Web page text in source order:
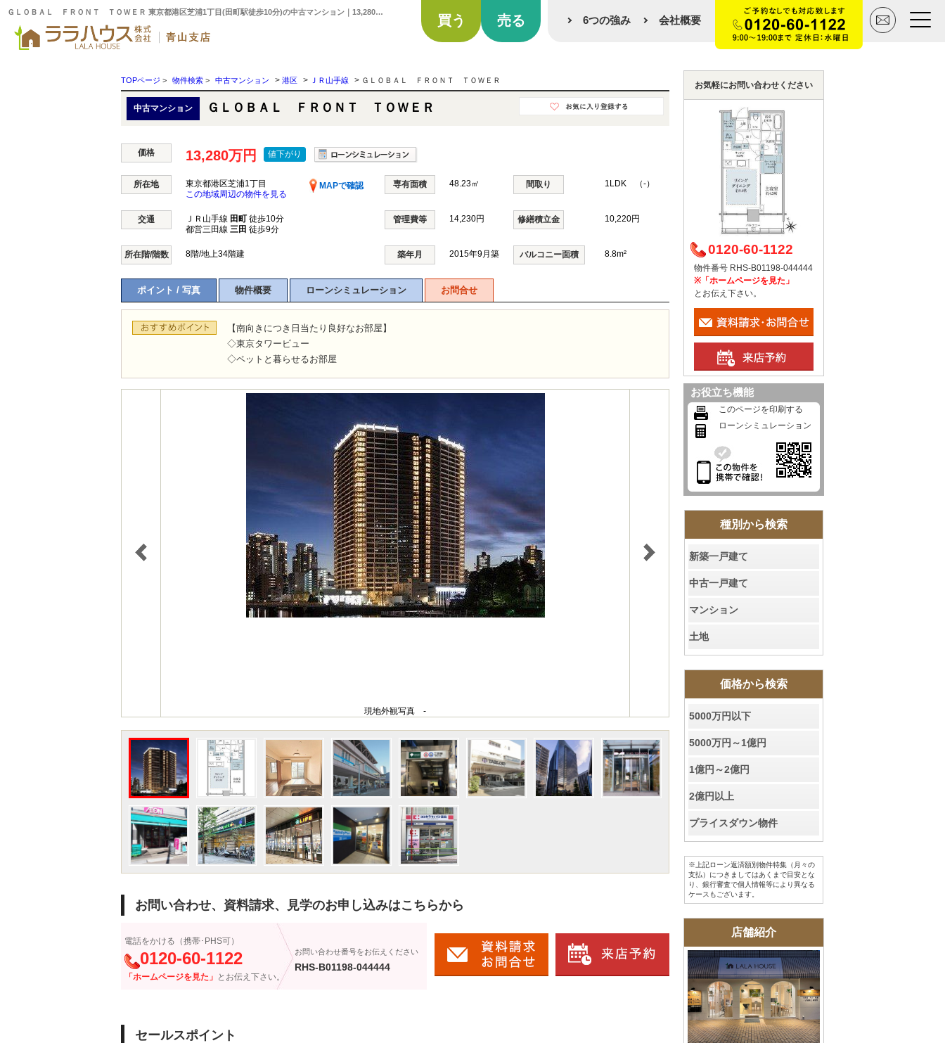
ＧＬＯＢＡＬ ＦＲＯＮＴ ＴＯＷＥＲ 東京都港区芝浦1丁目(田町駅徒歩10分)の中古マンション｜13,280万円｜分譲マンション情報｜ララハウス株式会社
買う 売る 6つの強み 会社概要
トップページ
買いたい
売りたい
空間デザイン事例
マンションカタログ
会社概要
スタッフ紹介
お客様の声
お知らせ
お問い合わせ
来店予約
お気に入り物件
会員登録
ログイン
TOPページ > 物件検索 > 中古マンション > 港区 > ＪＲ山手線 > ＧＬＯＢＡＬ ＦＲＯＮＴ ＴＯＷＥＲ
中古マンション ＧＬＯＢＡＬ ＦＲＯＮＴ ＴＯＷＥＲ
価格 13,280万円 値下がり
所在地 東京都港区芝浦1丁目
MAPで確認
この地域周辺の物件を見る
専有面積 48.23㎡ 間取り 1LDK （-）
交通 ＪＲ山手線 田町 徒歩10分
都営三田線 三田 徒歩9分
管理費等 14,230円 修繕積立金 10,220円
所在階/階数 8階/地上34階建 築年月 2015年9月築 バルコニー面積 8.8m²
ポイント / 写真 物件概要 ローンシミュレーション お問合せ
【南向きにつき日当たり良好なお部屋】
◇東京タワービュー
◇ペットと暮らせるお部屋
現地外観写真 -
お問い合わせ、資料請求、見学のお申し込みはこちらから
電話をかける（携帯･PHS可）
0120-60-1122
「ホームページを見た」 とお伝え下さい。
お問い合わせ番号をお伝えください
RHS-B01198-044444
セールスポイント
お気軽にお問い合わせください
0120-60-1122
物件番号 RHS-B01198-044444
※「ホームページを見た」
とお伝え下さい。
お役立ち機能
このページを印刷する
ローンシミュレーション
種別から検索
新築一戸建て
中古一戸建て
マンション
土地
価格から検索
5000万円以下
5000万円～1億円
1億円～2億円
2億円以上
プライスダウン物件
※上記ローン返済額別物件特集（月々の
支払）につきましてはあくまで目安とな
り、銀行審査で個人情報等により異なる
ケースもございます。
店舗紹介